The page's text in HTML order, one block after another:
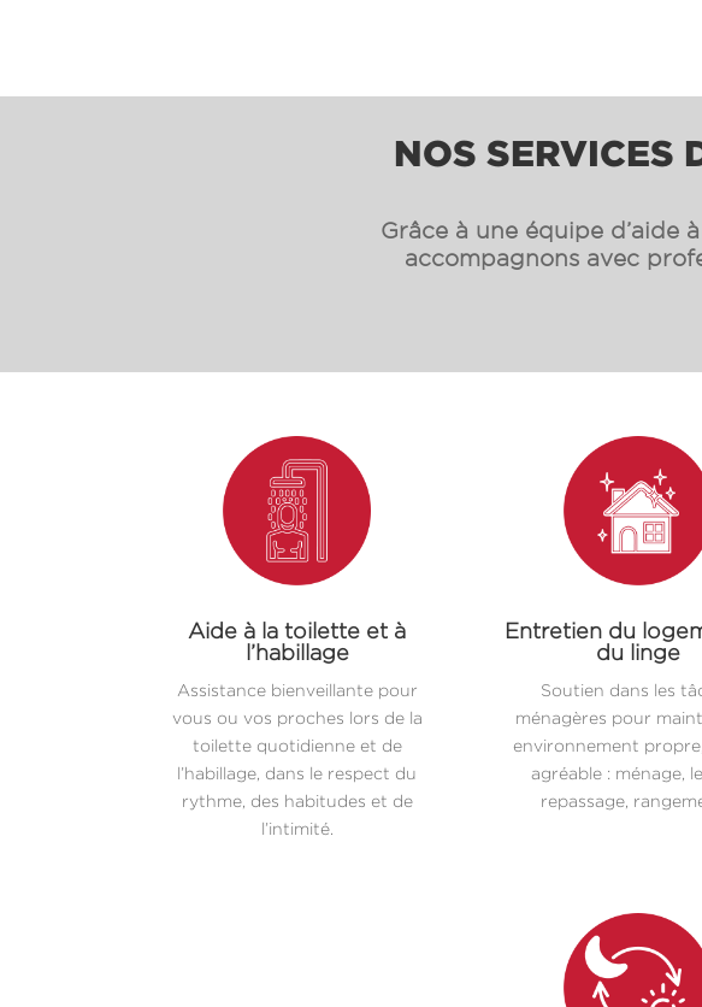
NOS SERVICES
Grâce à une équipe d’aide
accompagnons avec
Aide à la toilette et à
l’habillage
Assistance bienveillante pour
vous ou vos proches lors de la
toilette quotidienne et de
l’habillage, dans le respect du
rythme, des habitudes et de
l’intimité.
Entretien du
du linge
Soutien dans les
ménagères pour
environnement
agréable : ménage,
repassage,